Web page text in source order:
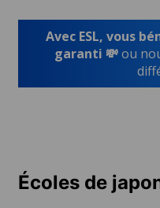
Avec ESL, vous
garanti 💸ou
Écoles de